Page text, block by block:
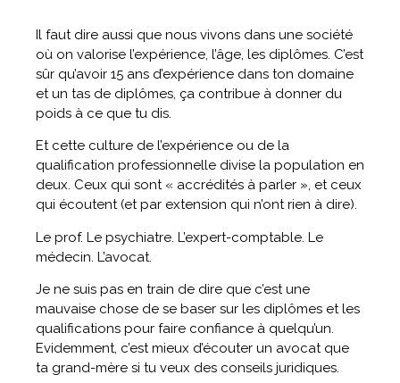
Il faut dire aussi que nous vivons dans une société
où on valorise l’expérience, l’âge, les diplômes. C’est
sûr qu’avoir 15 ans d’expérience dans ton domaine
et un tas de diplômes, ça contribue à donner du
poids à ce que tu dis.
Et cette culture de l’expérience ou de la
qualification professionnelle divise la population en
deux. Ceux qui sont « accrédités à parler », et ceux
qui écoutent (et par extension qui n’ont rien à dire).
Le prof. Le psychiatre. L’expert-comptable. Le
médecin. L’avocat.
Je ne suis pas en train de dire que c’est une
mauvaise chose de se baser sur les diplômes et les
qualifications pour faire confiance à quelqu’un.
Evidemment, c’est mieux d’écouter un avocat que
ta grand-mère si tu veux des conseils juridiques.